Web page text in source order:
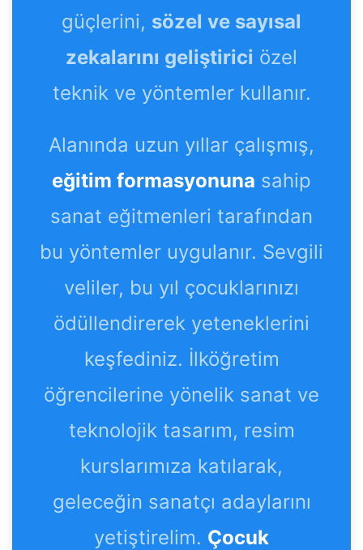
güçlerini, sözel ve sayısal
zekalarını geliştirici özel
teknik ve yöntemler kullanır.
Alanında uzun yıllar çalışmış,
eğitim formasyonuna sahip
sanat eğitmenleri tarafından
bu yöntemler uygulanır. Sevgili
veliler, bu yıl çocuklarınızı
ödüllendirerek yeteneklerini
keşfediniz. İlköğretim
öğrencilerine yönelik sanat ve
teknolojik tasarım, resim
kurslarımıza katılarak,
geleceğin sanatçı adaylarını
yetiştirelim. Çocuk